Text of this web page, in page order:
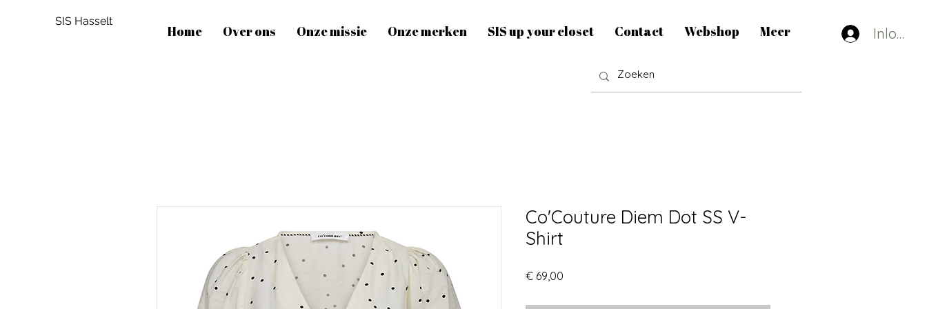
SIS Hasselt
Home Over ons Onze missie Onze merken SIS up your closet Contact Webshop Meer
Co'Couture Diem Dot SS V-
Shirt
€ 69,00